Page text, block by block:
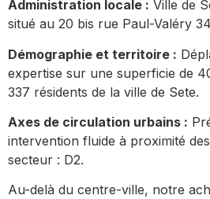
Administration locale : Ville de
situé au 20 bis rue Paul-Valéry
Démographie et territoire :
expertise sur une superficie de
337 résidents de la ville de Sete.
Axes de circulation urbains :
intervention fluide à proximité
secteur : D2.
Au-delà du centre-ville, notre